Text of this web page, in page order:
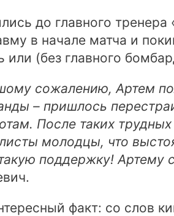
до главного
в начале матча и
(без главного
сожалению, Артем
– пришлось
После таких
молодцы, что
поддержку! Артему
факт: со слов